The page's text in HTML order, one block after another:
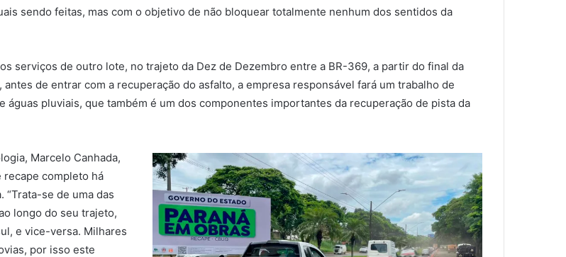
sendo feitas, mas com o objetivo de não bloquear totalmente nenhum dos sentidos da
serviços de outro lote, no trajeto da Dez de Dezembro entre a BR-369, a partir do final da
de entrar com a recuperação do asfalto, a empresa responsável fará um trabalho de
pluviais, que também é um dos componentes importantes da recuperação de pista da
Marcelo Canhada,
recape completo há
“Trata-se de uma das
longo do seu trajeto,
e vice-versa. Milhares
por isso este